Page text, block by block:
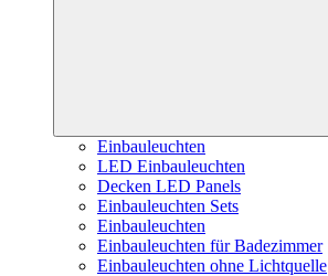
Einbauleuchten
LED Einbauleuchten
Decken LED Panels
Einbauleuchten Sets
Einbauleuchten
Einbauleuchten für Badezimmer
Einbauleuchten ohne Lichtquelle